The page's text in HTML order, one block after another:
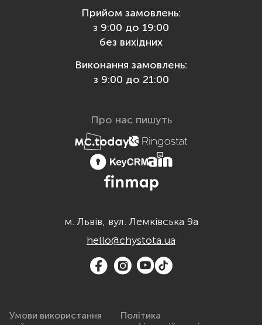
Прийом замовлень:
з 9:00 до 19:00
без вихідних
Виконання замовлень:
з 9:00 до 21:00
Про нас пишуть
м. Львів, вул. Лемківська 9а
hello@chystota.ua
Умови використання
Політика